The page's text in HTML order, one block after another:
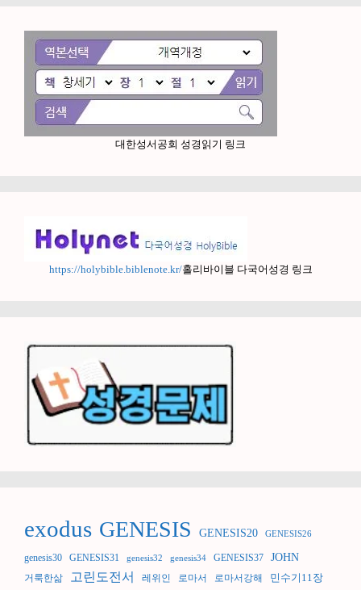
대한성서공회 성경읽기 링크
https://holybible.biblenote.kr/홀리바이블 다국어성경 링크
exodus GENESIS GENESIS20 GENESIS26
genesis30 GENESIS31 genesis32 genesis34 GENESIS37 JOHN
거룩한삶 고린도전서 레위인 로마서 로마서강해 민수기11장